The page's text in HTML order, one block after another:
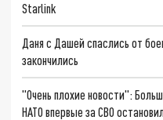
Starlink
Даня с Дашей спаслись от
закончились
"Очень плохие новости":
НАТО впервые за СВО